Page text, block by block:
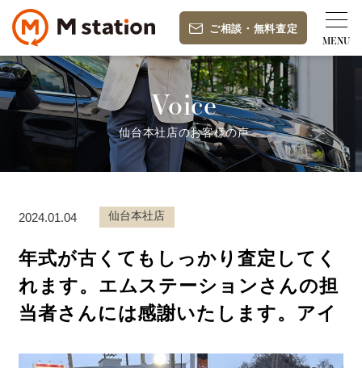
ご相談 ・ 無料査定
Voice
仙台本社店のお客様の声
2024.01.04 仙台本社店
年式が古くてもしっかり査定してく
れます。エムステーションさんの担
当者さんには感謝いたします。アイ